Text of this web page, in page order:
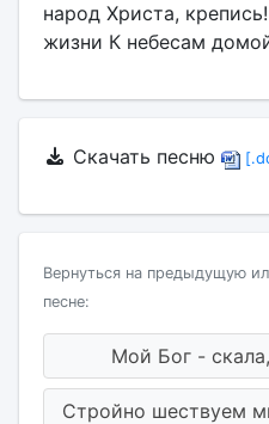
народ Христа,
жизни К небесам
Скачать песню
Вернуться на предыдущую
песне:
Мой Бог -
Стройно шествуем